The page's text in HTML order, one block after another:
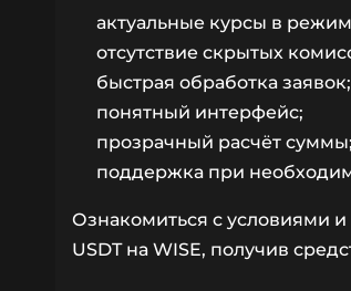
актуальные курсы в
отсутствие скрытых
быстрая обработка заявок;
понятный интерфейс;
прозрачный расчёт суммы;
поддержка при
Ознакомиться с условиями
USDT на WISE, получив